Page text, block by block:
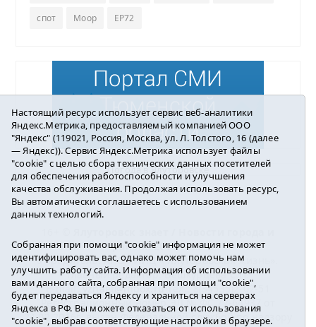
спот Моор ЕР72
Погода в Ялуторовске
района2016-2023
Учредитель: АНО «ИИЦ « Ялуторовская жизнь».
Главный редактор: Вешкурцева С.П.
E-mail:yznaet@inbox.ruТел.: 8(34535)2-02-51
Регистрационный номер ЭЛ № ФС 77-64937 от
24.02.2016г. выдан Федеральной службой по надзору
Настоящий ресурс использует сервис веб-аналитики
Яндекс.Метрика, предоставляемый компанией ООО
"Яндекс" (119021, Россия, Москва, ул. Л. Толстого, 16 (далее
— Яндекс)). Сервис Яндекс.Метрика использует файлы
"cookie" с целью сбора технических данных посетителей
для обеспечения работоспособности и улучшения
качества обслуживания. Продолжая использовать ресурс,
Вы автоматически соглашаетесь с использованием
данных технологий.
Собранная при помощи "cookie" информация не может
идентифицировать вас, однако может помочь нам
улучшить работу сайта. Информация об использовании
вами данного сайта, собранная при помощи "cookie",
будет передаваться Яндексу и храниться на серверах
Яндекса в РФ. Вы можете отказаться от использования
"cookie", выбрав соответствующие настройки в браузере.